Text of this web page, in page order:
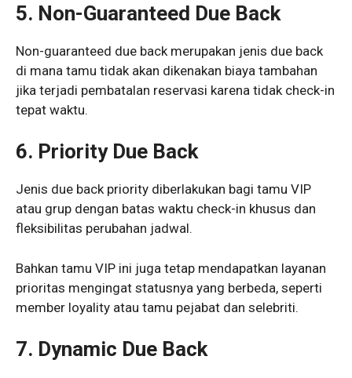
5. Non-Guaranteed Due Back
Non-guaranteed due back merupakan jenis due back
di mana tamu tidak akan dikenakan biaya tambahan
jika terjadi pembatalan reservasi karena tidak check-in
tepat waktu.
6. Priority Due Back
Jenis due back priority diberlakukan bagi tamu VIP
atau grup dengan batas waktu check-in khusus dan
fleksibilitas perubahan jadwal.
Bahkan tamu VIP ini juga tetap mendapatkan layanan
prioritas mengingat statusnya yang berbeda, seperti
member loyality atau tamu pejabat dan selebriti.
7. Dynamic Due Back